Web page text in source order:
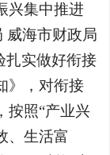
兴集中推进
威海市财政局
扎实做好衔接
》，对衔接
按照“产业兴
、生活富